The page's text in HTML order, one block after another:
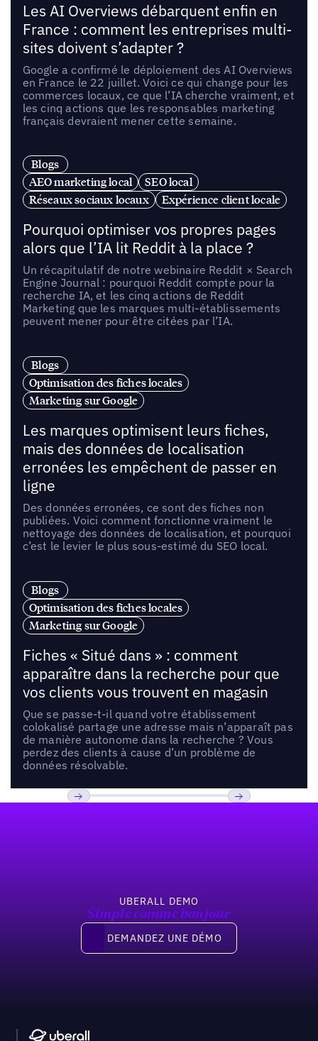
Les AI Overviews débarquent enfin en
France : comment les entreprises multi-
sites doivent s’adapter ?
Google a confirmé le déploiement des AI Overviews
en France le 22 juillet. Voici ce qui change pour les
commerces locaux, ce que l’IA cherche vraiment, et
les cinq actions que les responsables marketing
français devraient mener cette semaine.
Blogs
AEO marketing local
SEO local
Réseaux sociaux locaux
Expérience client locale
Pourquoi optimiser vos propres pages
alors que l’IA lit Reddit à la place ?
Un récapitulatif de notre webinaire Reddit × Search
Engine Journal : pourquoi Reddit compte pour la
recherche IA, et les cinq actions de Reddit
Marketing que les marques multi-établissements
peuvent mener pour être citées par l’IA.
Blogs
Optimisation des fiches locales
Marketing sur Google
Les marques optimisent leurs fiches,
mais des données de localisation
erronées les empêchent de passer en
ligne
Des données erronées, ce sont des fiches non
publiées. Voici comment fonctionne vraiment le
nettoyage des données de localisation, et pourquoi
c’est le levier le plus sous-estimé du SEO local.
Blogs
Optimisation des fiches locales
Marketing sur Google
Fiches « Situé dans » : comment
apparaître dans la recherche pour que
vos clients vous trouvent en magasin
Que se passe-t-il quand votre établissement
colokalisé partage une adresse mais n’apparaît pas
de manière autonome dans la recherche ? Vous
perdez des clients à cause d’un problème de
données résolvable.
UBERALL DEMO
Simple comme bonjour
Demandez une démo
DEMANDEZ UNE DÉMO